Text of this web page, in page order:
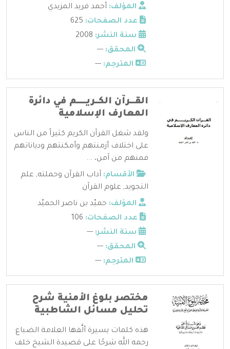
المؤلف: أحمد فريد المزيدي
عدد الصفحات:
سنة النشر:
المحقق: ---
المترجم: ---
القـــرآن الكــريــــــم في دائرة
المعارف الإسلامية
ولقد شغل القرآن الكريم كثيراً من الناس
على اختلاف أزمنتهم وأمكنتهم ودياناتهم
فمنهم من آمن، ...
الأقسام: آداب القرآن وحملته, علم
التجويد, علوم القرآن
المؤلف: حميّد بن ناصر الحميّد
عدد الصفحات:
سنة النشر: ---
المحقق: ---
المترجم: ---
مختصر بلوغ الأمنية شرح
تحليل مسائل الشاطبية
هذه كلمات يسيرة ألَّفها العلامة الضباع
رحمه الله شرحًا على قصيدة الشيخ خلف